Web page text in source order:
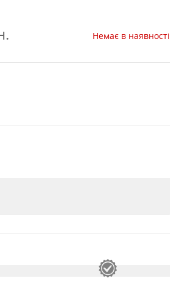
Немає в наявності
LD SKIM TEE LS - це теплий базовий
завдяки своїй м'якості і привабливим
своїм технічним особливостям -